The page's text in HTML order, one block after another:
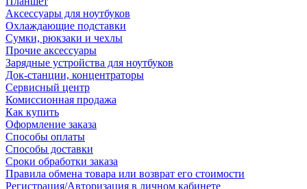
Аксессуары для ноутбуков
Охлаждающие подставки
Сумки, рюкзаки и чехлы
Прочие аксессуары
Зарядные устройства для ноутбуков
Док-станции, концентраторы
Сервисный центр
Комиссионная продажа
Как купить
Оформление заказа
Способы оплаты
Способы доставки
Сроки обработки заказа
Правила обмена товара или возврат его стоимости
Регистрация/Авторизация в личном кабинете